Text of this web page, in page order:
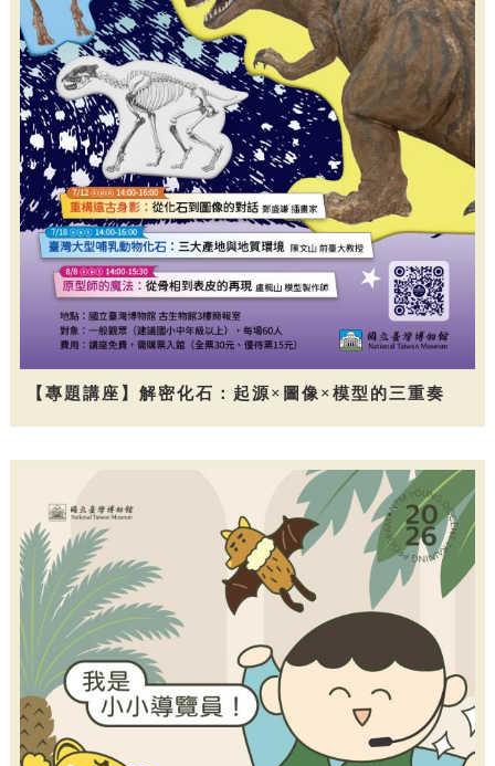
【專題講座】解密化石：起源×圖像×模型的三重奏